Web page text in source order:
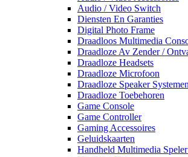
Audio / Video Switch
Diensten En Garanties
Digital Photo Frame
Draadloos Multimedia
Draadloze Av Zender /
Draadloze Headsets
Draadloze Microfoon
Draadloze Speaker Systemen
Draadloze Toebehoren
Game Console
Game Controller
Gaming Accessoires
Geluidskaarten
Handheld Multimedia